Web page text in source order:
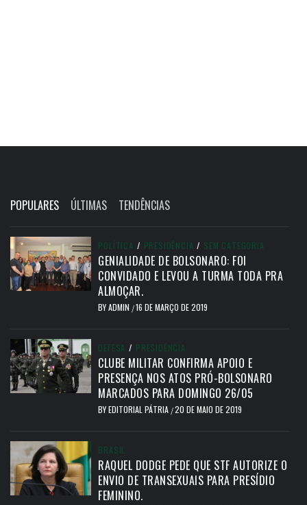
POPULARES ÚLTIMAS TENDÊNCIAS
POLÍTICA / PRESIDÊNCIA / SEM CATEGORIA
GENIALIDADE DE BOLSONARO: FOI
CONVIDADO E LEVOU A TURMA TODA PRA
ALMOÇAR.
BYADMIN /16 DE MARÇO DE 2019
DEFESA / PRESIDÊNCIA
CLUBE MILITAR CONFIRMA APOIO E
PRESENÇA NOS ATOS PRÓ-BOLSONARO
MARCADOS PARA DOMINGO 26/05
BYEDITORIAL PÁTRIA /20 DE MAIO DE 2019
BRASIL
RAQUEL DODGE PEDE QUE STF AUTORIZE O
ENVIO DE TRANSEXUAIS PARA PRESÍDIO
FEMININO.